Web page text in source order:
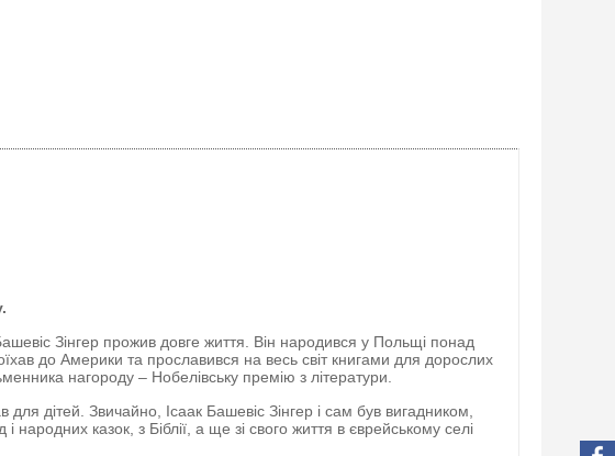
Зінгер прожив довге життя. Він народився у Польщі понад
до Америки та прославився на весь світ книгами для дорослих
нагороду – Нобелівську премію з літератури.
для дітей. Звичайно, Ісаак Башевіс Зінгер і сам був вигадником,
народних казок, з Біблії, а ще зі свого життя в єврейському селі